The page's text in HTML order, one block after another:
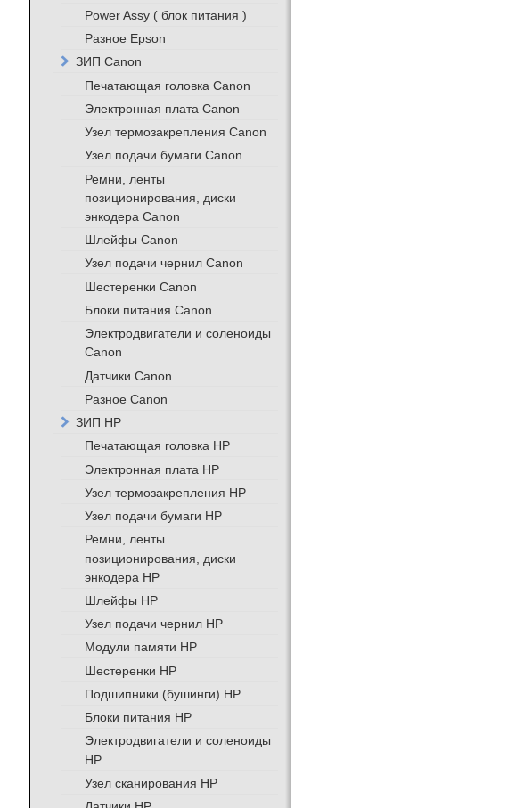
Power Assy ( блок питания )
Разное Epson
ЗИП Canon
Печатающая головка Canon
Электронная плата Canon
Узел термозакрепления Canon
Узел подачи бумаги Canon
Ремни, ленты
позиционирования, диски
энкодера Canon
Шлейфы Canon
Узел подачи чернил Canon
Шестеренки Canon
Блоки питания Canon
Электродвигатели и соленоиды
Canon
Датчики Canon
Разное Canon
ЗИП HP
Печатающая головка HP
Электронная плата HP
Узел термозакрепления HP
Узел подачи бумаги HP
Ремни, ленты
позиционирования, диски
энкодера HP
Шлейфы HP
Узел подачи чернил HP
Модули памяти HP
Шестеренки HP
Подшипники (бушинги) HP
Блоки питания HP
Электродвигатели и соленоиды
HP
Узел сканирования HP